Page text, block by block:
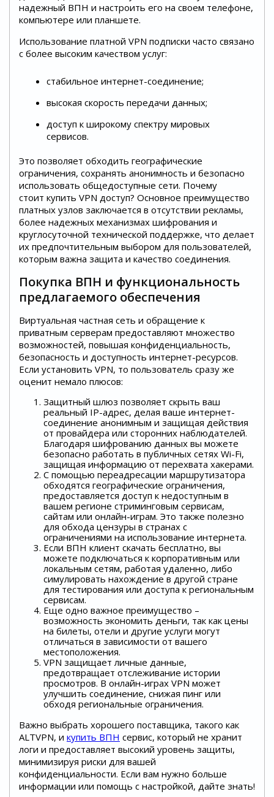
надежный ВПН и настроить его на своем телефоне,
компьютере или планшете.
Использование платной VPN подписки часто связано
с более высоким качеством услуг:
стабильное интернет-соединение;
высокая скорость передачи данных;
доступ к широкому спектру мировых
сервисов.
Это позволяет обходить географические
ограничения, сохранять анонимность и безопасно
использовать общедоступные сети. Почему
стоит купить VPN доступ? Основное преимущество
платных узлов заключается в отсутствии рекламы,
более надежных механизмах шифрования и
круглосуточной технической поддержке, что делает
их предпочтительным выбором для пользователей,
которым важна защита и качество соединения.
Покупка ВПН и функциональность
предлагаемого обеспечения
Виртуальная частная сеть и обращение к
приватным серверам предоставляют множество
возможностей, повышая конфиденциальность,
безопасность и доступность интернет-ресурсов.
Если установить VPN, то пользователь сразу же
оценит немало плюсов:
Защитный шлюз позволяет скрыть ваш
реальный IP-адрес, делая ваше интернет-
соединение анонимным и защищая действия
от провайдера или сторонних наблюдателей.
Благодаря шифрованию данных вы можете
безопасно работать в публичных сетях Wi-Fi,
защищая информацию от перехвата хакерами.
С помощью переадресации маршрутизатора
обходятся географические ограничения,
предоставляется доступ к недоступным в
вашем регионе стриминговым сервисам,
сайтам или онлайн-играм. Это также полезно
для обхода цензуры в странах с
ограничениями на использование интернета.
Если ВПН клиент скачать бесплатно, вы
можете подключаться к корпоративным или
локальным сетям, работая удаленно, либо
симулировать нахождение в другой стране
для тестирования или доступа к региональным
сервисам.
Еще одно важное преимущество –
возможность экономить деньги, так как цены
на билеты, отели и другие услуги могут
отличаться в зависимости от вашего
местоположения.
VPN защищает личные данные,
предотвращает отслеживание истории
просмотров. В онлайн-играх VPN может
улучшить соединение, снижая пинг или
обходя региональные ограничения.
Важно выбрать хорошего поставщика, такого как
ALTVPN, и купить ВПН сервис, который не хранит
логи и предоставляет высокий уровень защиты,
минимизируя риски для вашей
конфиденциальности. Если вам нужно больше
информации или помощь с настройкой, дайте знать!